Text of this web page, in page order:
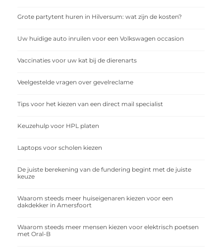
Grote partytent huren in Hilversum: wat zijn de kosten?
Uw huidige auto inruilen voor een Volkswagen occasion
Vaccinaties voor uw kat bij de dierenarts
Veelgestelde vragen over gevelreclame
Tips voor het kiezen van een direct mail specialist
Keuzehulp voor HPL platen
Laptops voor scholen kiezen
De juiste berekening van de fundering begint met de juiste
keuze
Waarom steeds meer huiseigenaren kiezen voor een
dakdekker in Amersfoort
Waarom steeds meer mensen kiezen voor elektrisch poetsen
met Oral-B